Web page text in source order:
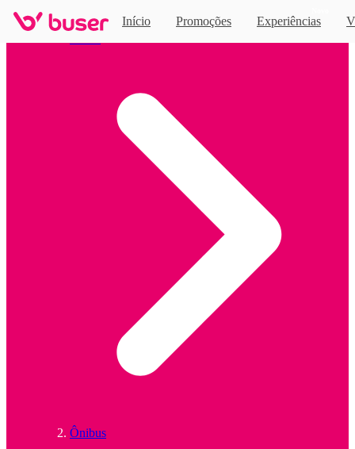
Início Promoções Experiências
Ônibus